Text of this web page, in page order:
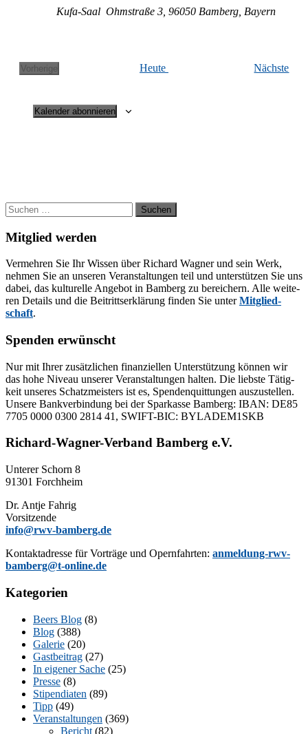
Kufa-Saal Ohm­stra­ße 3, 96050 Bam­berg, Bayern
Vorherige
Veranstaltungen
Heute Nächs­teVer­
Kalender abonnieren
Suchen
nach:
Mitglied werden
Ver­meh­ren Sie Ihr Wis­sen über Ri­chard Wag­ner und sein Werk,
neh­men Sie an un­se­ren Ver­an­stal­tun­gen teil und un­ter­stüt­zen Sie uns
da­bei, das kul­tu­rel­le An­ge­bot in Bam­berg zu be­rei­chern. Alle wei­te­
ren De­tails und die Bei­tritts­er­klä­rung fin­den Sie un­terMit­glied­
schaft.
Spenden erwünscht
Nur mit Ih­rer zu­sätz­li­chen fi­nan­zi­el­len Un­ter­stüt­zung kön­nen wir
das hohe Ni­veau un­se­rer Ver­an­stal­tun­gen hal­ten. Die liebs­te Tä­tig­
keit un­se­res Schatz­meis­ters ist es, Spen­den­quit­tun­gen aus­zu­stel­len.
Un­se­re Bank­ver­bin­dung bei der Spar­kas­se Bam­berg: IBAN: DE85
7705 0000 0300 2814 41, SWIFT-BIC: BYLADEM1SKB
Richard-Wagner-Verband Bamberg e.V.
Un­te­rer Schorn 8
91301 Forchheim
Dr. Ant­je Fahrig
Vorsitzende
info@rwv-bamberg.de
Kon­takt­adres­se für Vor­trä­ge und Opern­fahr­ten: anmeldung-rwv-
bamberg@t-online.de
Kategorien
Beers Blog (8)
Blog (388)
Galerie (20)
Gastbeitrag (27)
In eigener Sache (25)
Presse (8)
Stipendiaten (89)
Tipp (49)
Veranstaltungen (369)
Bericht (82)